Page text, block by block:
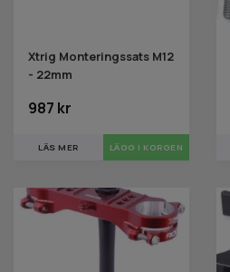
Xtrig Monteringssats M12
- 22mm
987 kr
LÄS MER